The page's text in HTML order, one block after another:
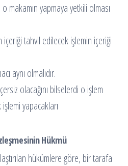
makamın yapmaya yetkili olması
tahvil edilecek işlemin içeriği
aynı olmalıdır.
olacağını bilselerdi o işlem
yapacakları
Hükmü
hükümlere göre, bir tarafa